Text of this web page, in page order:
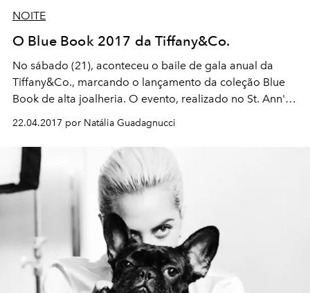
NOITE
O Blue Book 2017 da Tiffany&Co.
No sábado (21), aconteceu o baile de gala anual da
Tiffany&Co., marcando o lançamento da coleção Blue
Book de alta joalheria. O evento, realizado no St. Ann's
Witherspoon, Ruth Negga, Claire Danes e Lala Rudge,
primeira influencer brasileira a ser convidada para a
festa. Na galeria, veja tudo o que rolou por lá.
22.04.2017 por Natália Guadagnucci